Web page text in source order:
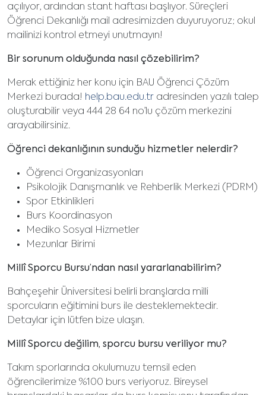
açılıyor, ardından stant haftası başlıyor. Süreçleri
Öğrenci Dekanlığı mail adresimizden duyuruyoruz; okul
mailinizi kontrol etmeyi unutmayın!
Bir sorunum olduğunda nasıl çözebilirim?
Merak ettiğiniz her konu için BAU Öğrenci Çözüm
Merkezi burada! help.bau.edu.tr adresinden yazılı talep
oluşturabilir veya 444 28 64 no’lu çözüm merkezini
arayabilirsiniz.
Öğrenci dekanlığının sunduğu hizmetler nelerdir?
Öğrenci Organizasyonları
Psikolojik Danışmanlık ve Rehberlik Merkezi (PDRM)
Spor Etkinlikleri
Burs Koordinasyon
Mediko Sosyal Hizmetler
Mezunlar Birimi
Millî Sporcu Bursu’ndan nasıl yararlanabilirim?
Bahçeşehir Üniversitesi belirli branşlarda milli
sporcuların eğitimini burs ile desteklemektedir.
Detaylar için lütfen bize ulaşın.
Millî Sporcu değilim, sporcu bursu veriliyor mu?
Takım sporlarında okulumuzu temsil eden
öğrencilerimize %100 burs veriyoruz. Bireysel